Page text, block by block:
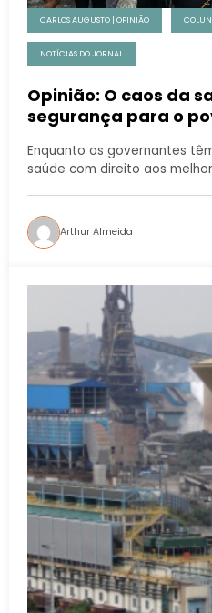
CARLOS AUGUSTO | OPINIÃO
NOTÍCIAS DO JORNAL
Opinião: O caos da
segurança para o
Enquanto os governantes
saúde com direito aos
Arthur Almeida